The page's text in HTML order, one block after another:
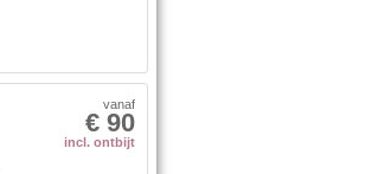
€ 90
vanaf
incl. ontbijt